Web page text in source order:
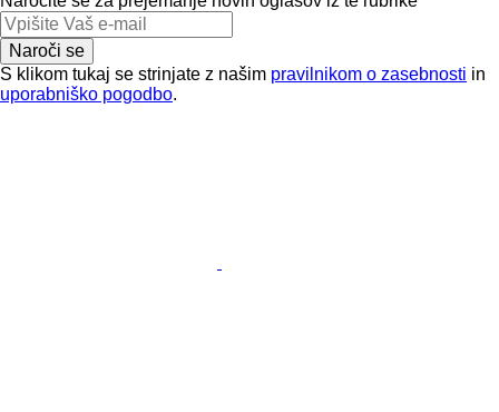
Naroči se
S klikom tukaj se strinjate z našim pravilnikom o zasebnosti in
uporabniško pogodbo.